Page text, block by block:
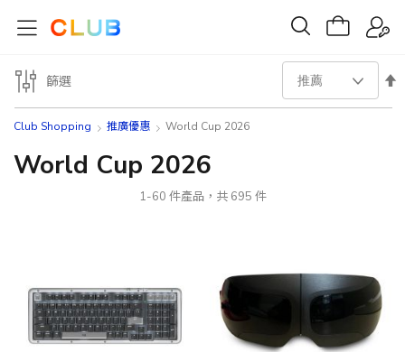
Club Shopping 推廣優惠 World Cup 2026
World Cup 2026
1-60 件產品，共 695 件
設
篩選